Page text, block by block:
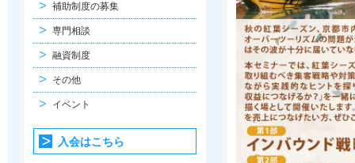
補助制度の募集
専門相談
融資制度
その他
イベント
入会はこちら